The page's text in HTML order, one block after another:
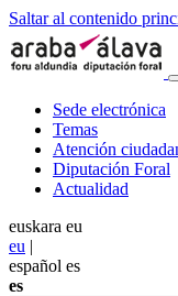
Saltar al contenido
Sede electrónica
Temas
Atención
Diputación Foral
Actualidad
euskara eu
eu |
español es
es